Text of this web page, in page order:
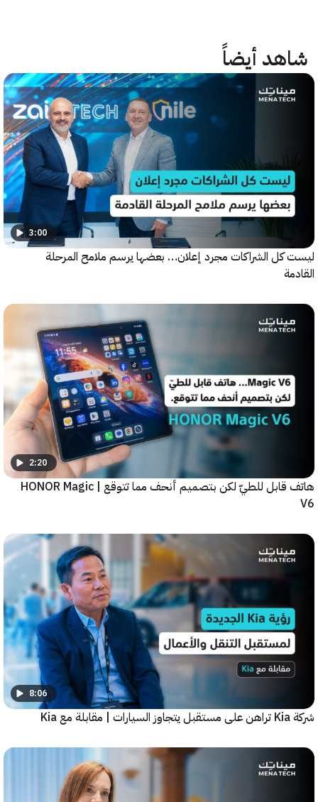
أيضاً
3:00
الشراكات مجرد إعلان… بعضها يرسم ملامح المرحلة
2:20
هاتف قابل للطيّ لكن بتصميم أنحف مما تتوقع | HONOR Magic
8:06